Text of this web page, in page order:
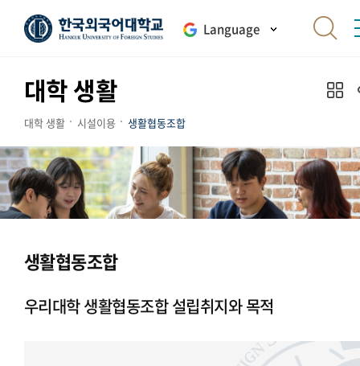
Language
대학 생활
대학 생활 시설이용 생활협동조합
생활협동조합
우리대학 생활협동조합 설립취지와 목적